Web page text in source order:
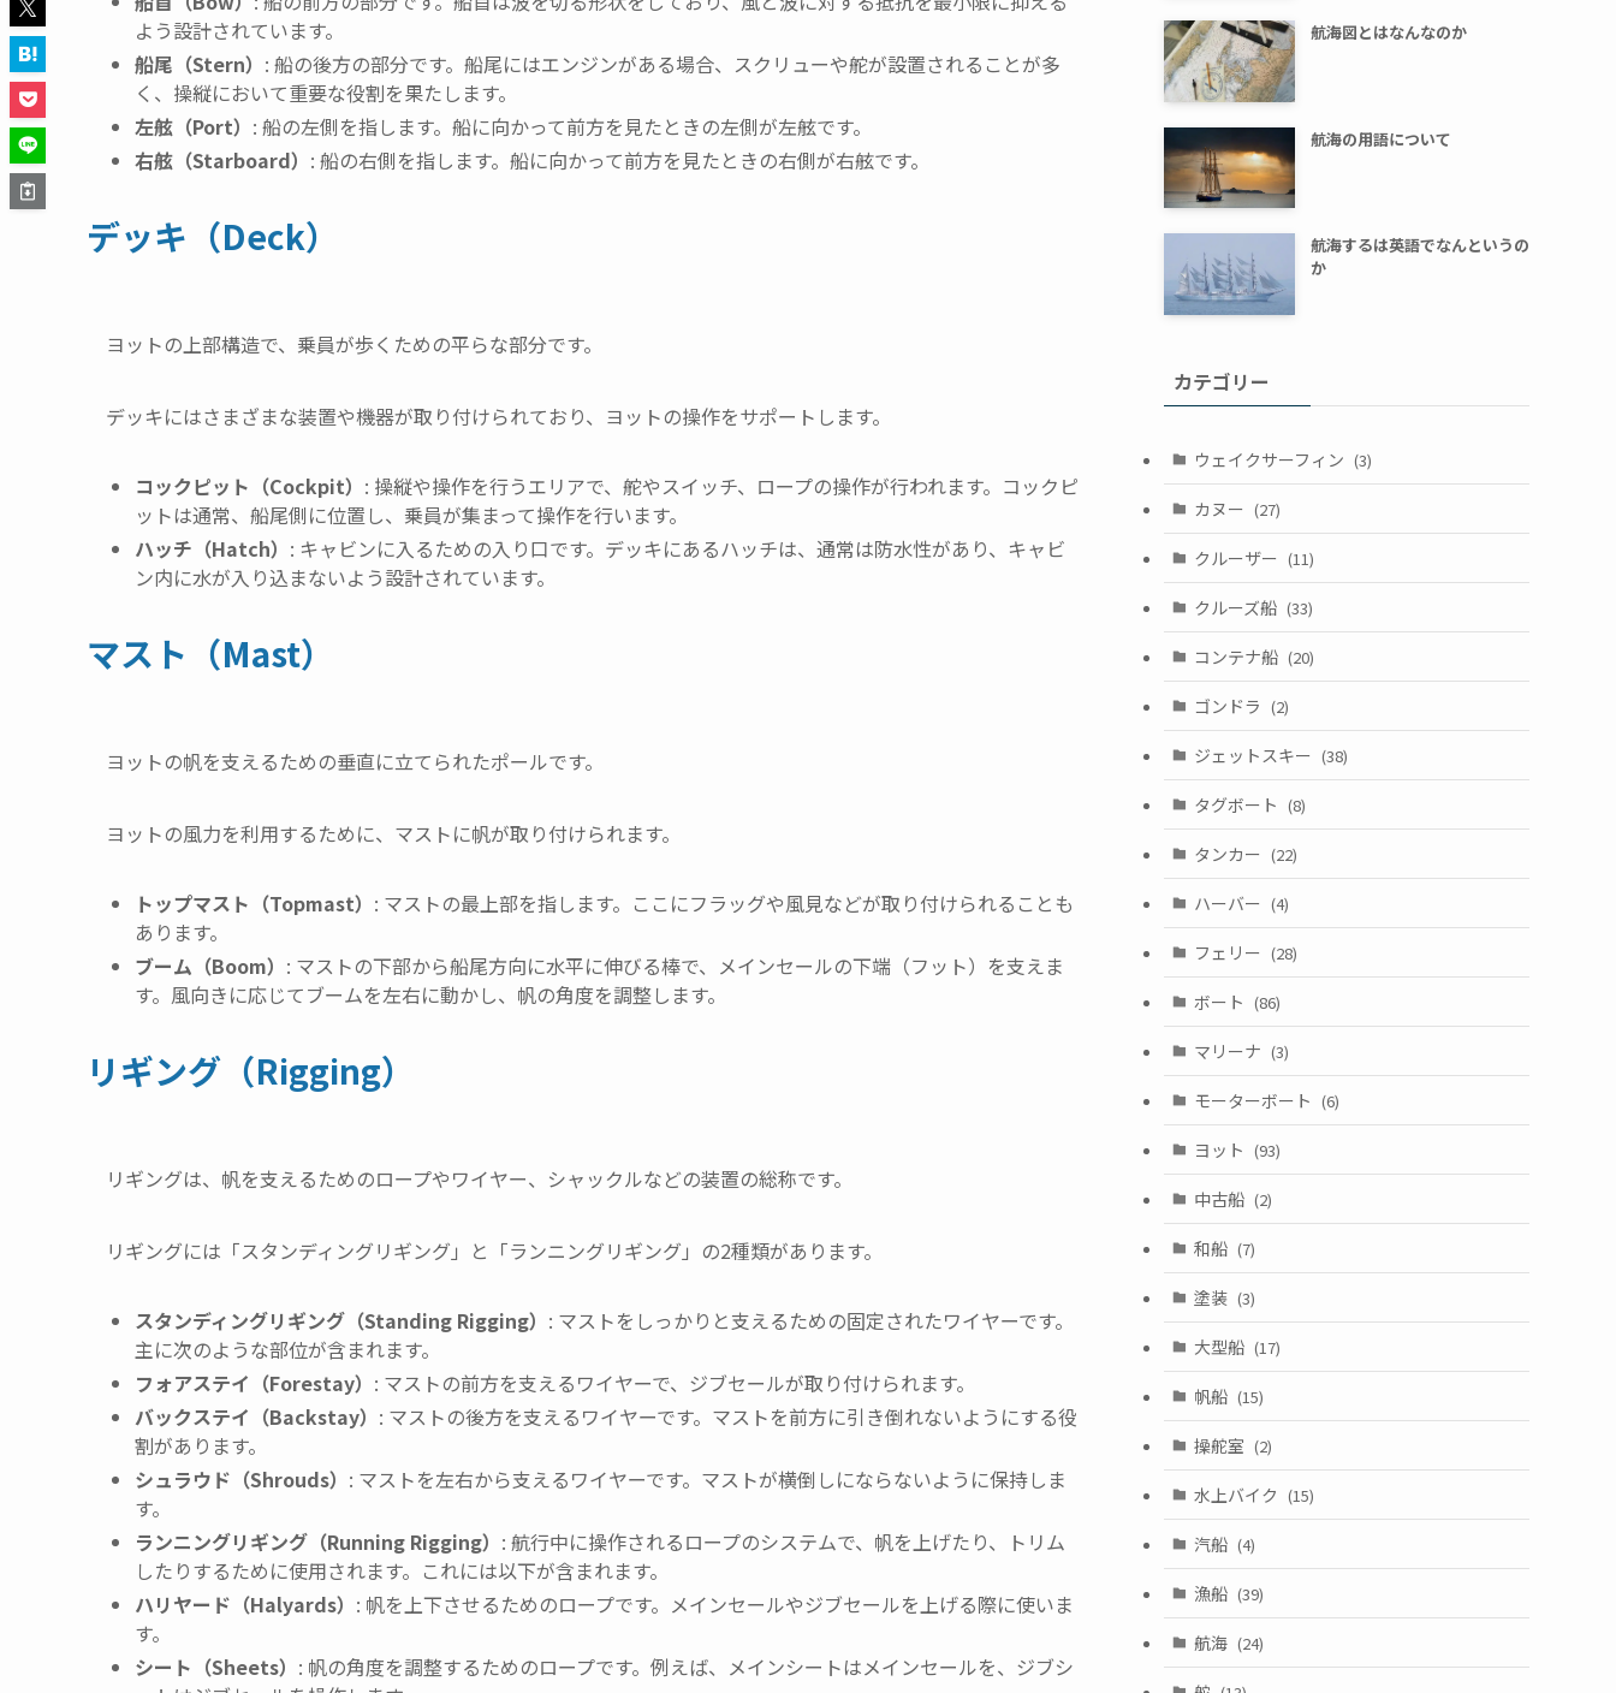
よう設計されています。
船尾（Stern） : 船の後方の部分です。船尾にはエンジンがある場合、スクリューや舵が設置されることが多
く、操縦において重要な役割を果たします。
左舷（Port） : 船の左側を指します。船に向かって前方を見たときの左側が左舷です。
右舷（Starboard） : 船の右側を指します。船に向かって前方を見たときの右側が右舷です。
デッキ（Deck）
ヨットの上部構造で、乗員が歩くための平らな部分です。
デッキにはさまざまな装置や機器が取り付けられており、ヨットの操作をサポートします。
コックピット（Cockpit） : 操縦や操作を行うエリアで、舵やスイッチ、ロープの操作が行われます。コックピ
ットは通常、船尾側に位置し、乗員が集まって操作を行います。
ハッチ（Hatch） : キャビンに入るための入り口です。デッキにあるハッチは、通常は防水性があり、キャビ
ン内に水が入り込まないよう設計されています。
マスト（Mast）
ヨットの帆を支えるための垂直に立てられたポールです。
ヨットの風力を利用するために、マストに帆が取り付けられます。
トップマスト（Topmast） : マストの最上部を指します。ここにフラッグや風見などが取り付けられることも
あります。
ブーム（Boom） : マストの下部から船尾方向に水平に伸びる棒で、メインセールの下端（フット）を支えま
す。風向きに応じてブームを左右に動かし、帆の角度を調整します。
リギング（Rigging）
リギングは、帆を支えるためのロープやワイヤー、シャックルなどの装置の総称です。
リギングには「スタンディングリギング」と「ランニングリギング」の2種類があります。
スタンディングリギング（Standing Rigging） : マストをしっかりと支えるための固定されたワイヤーです。
主に次のような部位が含まれます。
フォアステイ（Forestay） : マストの前方を支えるワイヤーで、ジブセールが取り付けられます。
バックステイ（Backstay） : マストの後方を支えるワイヤーです。マストを前方に引き倒れないようにする役
割があります。
シュラウド（Shrouds） : マストを左右から支えるワイヤーです。マストが横倒しにならないように保持しま
す。
ランニングリギング（Running Rigging） : 航行中に操作されるロープのシステムで、帆を上げたり、トリム
したりするために使用されます。これには以下が含まれます。
ハリヤード（Halyards） : 帆を上下させるためのロープです。メインセールやジブセールを上げる際に使いま
す。
シート（Sheets） : 帆の角度を調整するためのロープです。例えば、メインシートはメインセールを、ジブシ
航海図とはなんなのか
航海の用語について
航海するは英語でなんというの
か
カテゴリー
ウェイクサーフィン (3)
カヌー (27)
クルーザー (11)
クルーズ船 (33)
コンテナ船 (20)
ゴンドラ (2)
ジェットスキー (38)
タグボート (8)
タンカー (22)
ハーバー (4)
フェリー (28)
ボート (86)
マリーナ (3)
モーターボート (6)
ヨット (93)
中古船 (2)
和船 (7)
塗装 (3)
大型船 (17)
帆船 (15)
操舵室 (2)
水上バイク (15)
汽船 (4)
漁船 (39)
航海 (24)